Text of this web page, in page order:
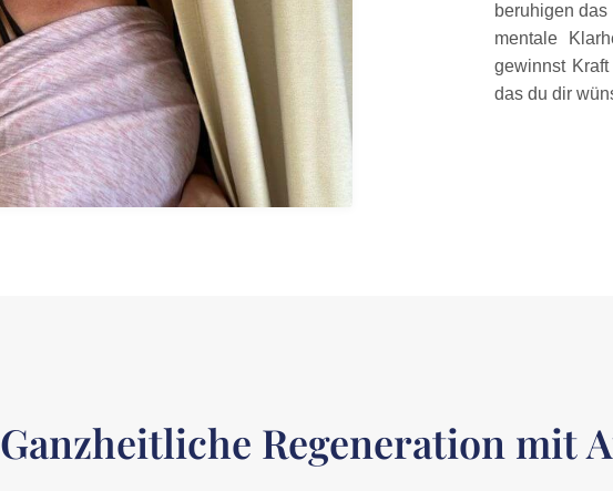
beruhigen
mentale
gewinnst
das du dir
Ganzheitliche Regeneration mit